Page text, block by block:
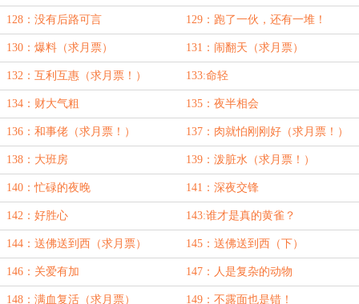
128：没有后路可言 129：跑了一伙，还有一堆！
130：爆料（求月票） 131：闹翻天（求月票）
132：互利互惠（求月票！） 133:命轻
134：财大气粗 135：夜半相会
136：和事佬（求月票！） 137：肉就怕刚刚好（求月票！）
138：大班房 139：泼脏水（求月票！）
140：忙碌的夜晚 141：深夜交锋
142：好胜心 143:谁才是真的黄雀？
144：送佛送到西（求月票） 145：送佛送到西（下）
146：关爱有加 147：人是复杂的动物
148：满血复活（求月票） 149：不露面也是错！